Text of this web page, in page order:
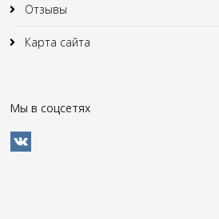
Отзывы
Карта сайта
Мы в соцсетях